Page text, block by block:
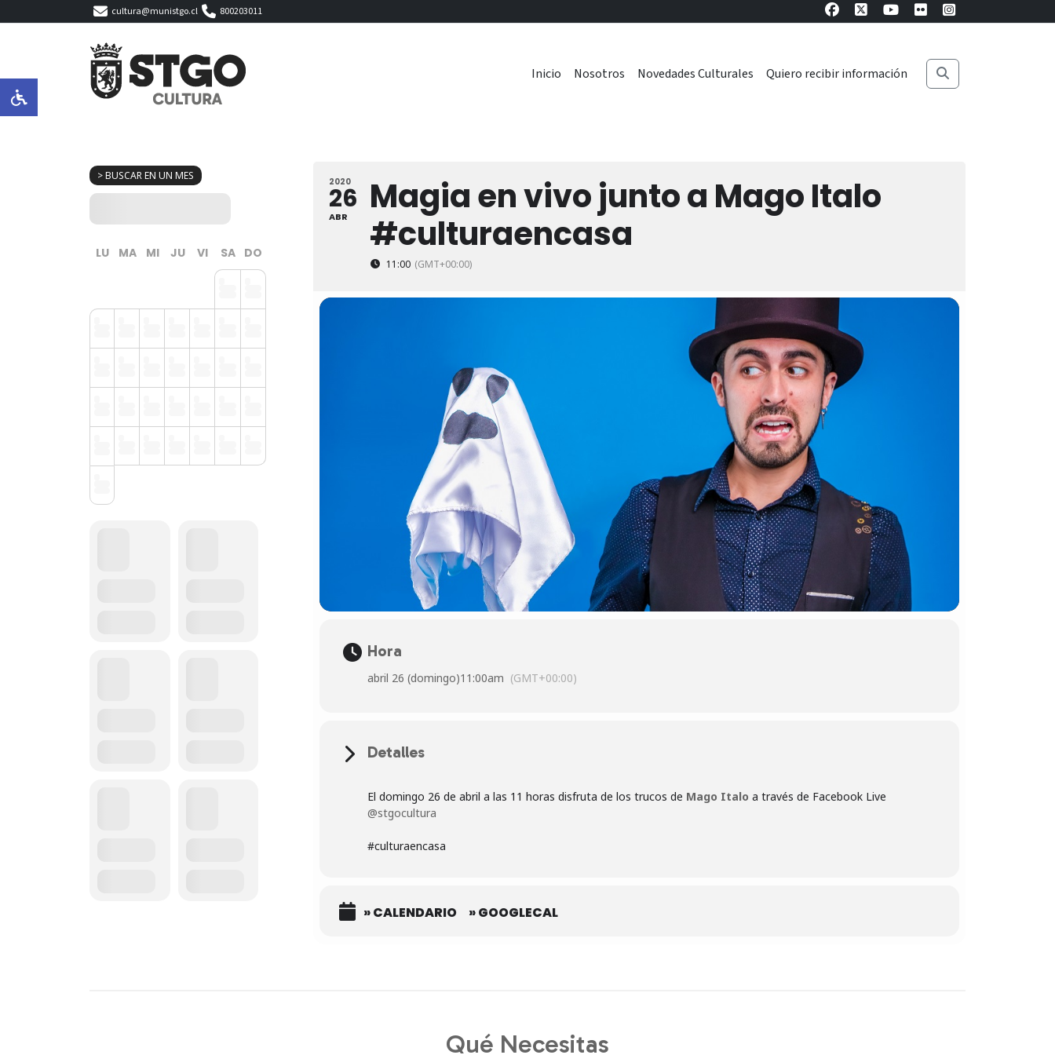
cultura@munistgo.cl 800203011
Inicio Nosotros Novedades Culturales Quiero recibir información
> BUSCAR EN UN MES
LU MA MI JU VI SA DO
2020
26
ABR
Magia en vivo junto a Mago Italo
#culturaencasa
11:00 (GMT+00:00)
Hora
abril 26 (domingo)11:00am (GMT+00:00)
Detalles
El domingo 26 de abril a las 11 horas disfruta de los trucos de Mago Italo a través de Facebook Live
@stgocultura
#culturaencasa
» CALENDARIO » GOOGLECAL
Qué Necesitas